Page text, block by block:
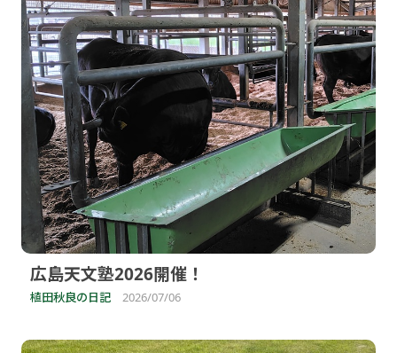
広島天文塾2026開催！
植田秋良の日記 2026/07/06